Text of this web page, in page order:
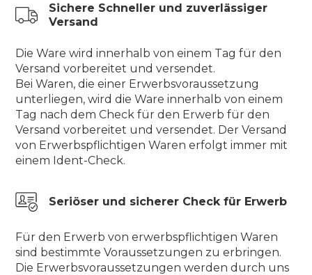
Sichere Schneller und zuverlässiger
Versand
Die Ware wird innerhalb von einem Tag für den
Versand vorbereitet und versendet.
Bei Waren, die einer Erwerbsvoraussetzung
unterliegen, wird die Ware innerhalb von einem
Tag nach dem Check für den Erwerb für den
Versand vorbereitet und versendet. Der Versand
von Erwerbspflichtigen Waren erfolgt immer mit
einem Ident-Check.
Seriöser und sicherer Check für Erwerb
Für den Erwerb von erwerbspflichtigen Waren
sind bestimmte Voraussetzungen zu erbringen.
Die Erwerbsvoraussetzungen werden durch uns